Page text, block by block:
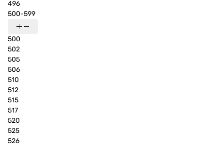
496
500-599
500
502
505
506
510
512
515
517
520
525
526